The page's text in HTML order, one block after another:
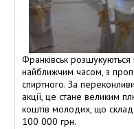
Франківськ
найближчим часом, з
спиртного. За
акції, це стане великим
коштів молодих, що
100 000 грн.